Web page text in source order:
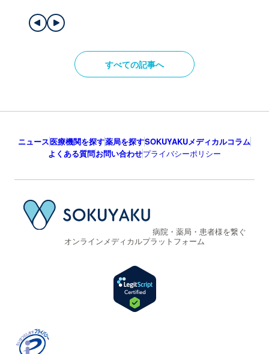
すべての記事へ
ニュース医療機関を探す薬局を探すSOKUYAKUメディカルコラム
よくある質問お問い合わせプライバシーポリシー
病院・薬局・患者様を繋ぐ
オンラインメディカルプラットフォーム